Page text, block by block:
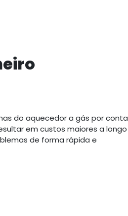
do aquecedor a gás por conta
em custos maiores a longo
de forma rápida e